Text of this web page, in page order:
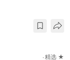
精选 ★